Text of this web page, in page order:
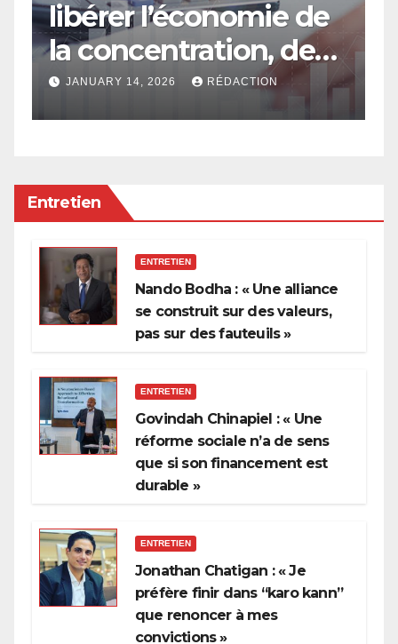
libérer l’économie de
la concentration, de
l’oligarchie et des
privilèges hérités
JANUARY 14, 2026 RÉDACTION
Entretien
ENTRETIEN
Nando Bodha : « Une alliance
se construit sur des valeurs,
pas sur des fauteuils »
ENTRETIEN
Govindah Chinapiel : « Une
réforme sociale n’a de sens
que si son financement est
durable »
ENTRETIEN
Jonathan Chatigan : « Je
préfère finir dans “karo kann”
que renoncer à mes
convictions »